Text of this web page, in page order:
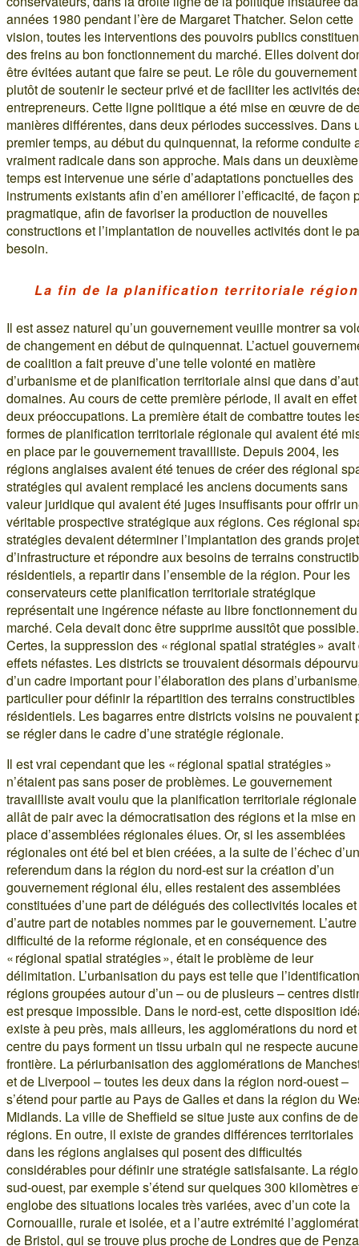
années 1980 pendant l’ère de Margaret Thatcher. Selon cette
vision, toutes les interventions des pouvoirs publics
des freins au bon fonctionnement du marché. Elles doivent
être évitées autant que faire se peut. Le rôle du
plutôt de soutenir le secteur privé et de faciliter les activités
entrepreneurs. Cette ligne politique a été mise en œuvre de
manières différentes, dans deux périodes successives. Dans
premier temps, au début du quinquennat, la reforme conduite
vraiment radicale dans son approche. Mais dans un deuxième
temps est intervenue une série d’adaptations ponctuelles des
instruments existants afin d’en améliorer l’efficacité, de façon
pragmatique, afin de favoriser la production de nouvelles
constructions et l’implantation de nouvelles activités dont le
besoin.
La fin de la planification territoriale
Il est assez naturel qu’un gouvernement veuille montrer sa
de changement en début de quinquennat. L’actuel
de coalition a fait preuve d’une telle volonté en matière
d’urbanisme et de planification territoriale ainsi que dans
domaines. Au cours de cette première période, il avait en effet
deux préoccupations. La première était de combattre toutes
formes de planification territoriale régionale qui avaient été
en place par le gouvernement travailliste. Depuis 2004, les
régions anglaises avaient été tenues de créer des régional
stratégies qui avaient remplacé les anciens documents sans
valeur juridique qui avaient été juges insuffisants pour offrir
véritable prospective stratégique aux régions. Ces régional
stratégies devaient déterminer l’implantation des grands
d’infrastructure et répondre aux besoins de terrains
résidentiels, a repartir dans l’ensemble de la région. Pour les
conservateurs cette planification territoriale stratégique
représentait une ingérence néfaste au libre fonctionnement du
marché. Cela devait donc être supprime aussitôt que possible.
Certes, la suppression des « régional spatial stratégies » avait
effets néfastes. Les districts se trouvaient désormais
d’un cadre important pour l’élaboration des plans
particulier pour définir la répartition des terrains constructibles
résidentiels. Les bagarres entre districts voisins ne pouvaient
se régler dans le cadre d’une stratégie régionale.
Il est vrai cependant que les « régional spatial stratégies »
n’étaient pas sans poser de problèmes. Le gouvernement
travailliste avait voulu que la planification territoriale régionale
allât de pair avec la démocratisation des régions et la mise en
place d’assemblées régionales élues. Or, si les assemblées
régionales ont été bel et bien créées, a la suite de l’échec d’un
referendum dans la région du nord-est sur la création d’un
gouvernement régional élu, elles restaient des assemblées
constituées d’une part de délégués des collectivités locales et
d’autre part de notables nommes par le gouvernement. L’autre
difficulté de la reforme régionale, et en conséquence des
« régional spatial stratégies », était le problème de leur
délimitation. L’urbanisation du pays est telle que
régions groupées autour d’un – ou de plusieurs – centres
est presque impossible. Dans le nord-est, cette disposition
existe à peu près, mais ailleurs, les agglomérations du nord
centre du pays forment un tissu urbain qui ne respecte aucune
frontière. La périurbanisation des agglomérations de
et de Liverpool – toutes les deux dans la région nord-ouest –
s’étend pour partie au Pays de Galles et dans la région du
Midlands. La ville de Sheffield se situe juste aux confins de
régions. En outre, il existe de grandes différences territoriales
dans les régions anglaises qui posent des difficultés
considérables pour définir une stratégie satisfaisante. La
sud-ouest, par exemple s’étend sur quelques 300 kilomètres
englobe des situations locales très variées, avec d’un cote la
Cornouaille, rurale et isolée, et a l’autre extrémité
de Bristol, qui se trouve plus proche de Londres que de